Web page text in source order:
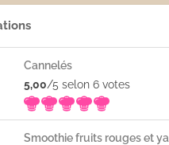
Cannelés
5,00/5 selon 6 votes